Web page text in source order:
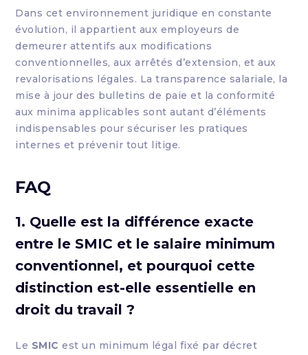
Dans cet environnement juridique en constante
évolution, il appartient aux employeurs de
demeurer attentifs aux modifications
conventionnelles, aux arrêtés d’extension, et aux
revalorisations légales. La transparence salariale, la
mise à jour des bulletins de paie et la conformité
aux minima applicables sont autant d’éléments
indispensables pour sécuriser les pratiques
internes et prévenir tout litige.
FAQ
1. Quelle est la différence exacte
entre le SMIC et le salaire minimum
conventionnel, et pourquoi cette
distinction est-elle essentielle en
droit du travail ?
Le SMIC est un minimum légal fixé par décret